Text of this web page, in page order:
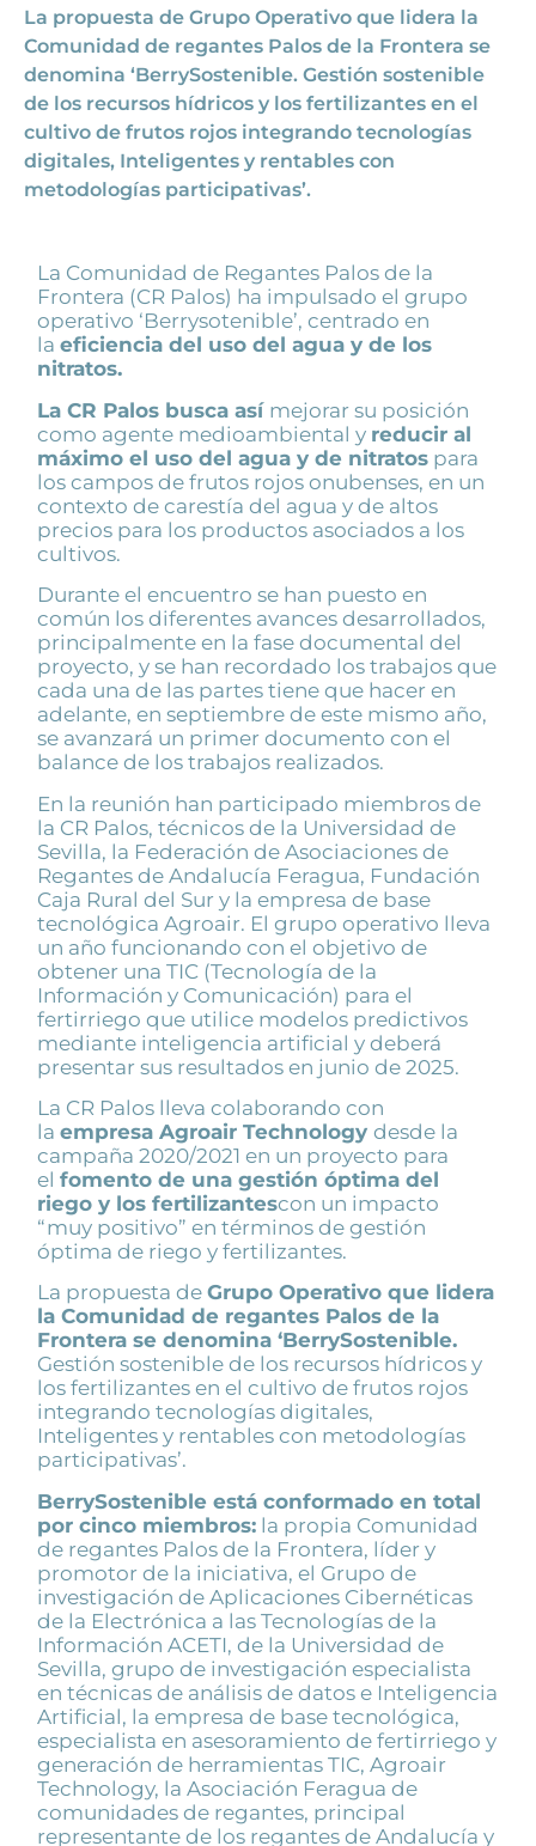
La propuesta de Grupo Operativo que lidera la
Comunidad de regantes Palos de la Frontera se
denomina ‘BerrySostenible. Gestión sostenible
de los recursos hídricos y los fertilizantes en el
cultivo de frutos rojos integrando tecnologías
digitales, Inteligentes y rentables con
metodologías participativas’.
La Comunidad de Regantes Palos de la
Frontera (CR Palos) ha impulsado el grupo
operativo ‘Berrysotenible’, centrado en
laeficiencia del uso del agua y de los
nitratos.
La CR Palos busca así mejorar su posición
como agente medioambiental y reducir al
máximo el uso del agua y de nitratos para
los campos de frutos rojos onubenses, en un
contexto de carestía del agua y de altos
precios para los productos asociados a los
cultivos.
Durante el encuentro se han puesto en
común los diferentes avances desarrollados,
principalmente en la fase documental del
proyecto, y se han recordado los trabajos que
cada una de las partes tiene que hacer en
adelante, en septiembre de este mismo año,
se avanzará un primer documento con el
balance de los trabajos realizados.
En la reunión han participado miembros de
la CR Palos, técnicos de la Universidad de
Sevilla, la Federación de Asociaciones de
Regantes de Andalucía Feragua, Fundación
Caja Rural del Sur y la empresa de base
tecnológica Agroair. El grupo operativo lleva
un año funcionando con el objetivo de
obtener una TIC (Tecnología de la
Información y Comunicación) para el
fertirriego que utilice modelos predictivos
mediante inteligencia artificial y deberá
presentar sus resultados en junio de 2025.
La CR Palos lleva colaborando con
laempresa Agroair Technology desde la
campaña 2020/2021 en un proyecto para
elfomento de una gestión óptima del
riego y los fertilizantescon un impacto
“muy positivo” en términos de gestión
óptima de riego y fertilizantes.
La propuesta deGrupo Operativo que lidera
la Comunidad de regantes Palos de la
Frontera se denomina ‘BerrySostenible.
Gestión sostenible de los recursos hídricos y
los fertilizantes en el cultivo de frutos rojos
integrando tecnologías digitales,
Inteligentes y rentables con metodologías
participativas’.
BerrySostenible está conformado en total
por cinco miembros: la propia Comunidad
de regantes Palos de la Frontera, líder y
promotor de la iniciativa, el Grupo de
investigación de Aplicaciones Cibernéticas
de la Electrónica a las Tecnologías de la
Información ACETI, de la Universidad de
Sevilla, grupo de investigación especialista
en técnicas de análisis de datos e Inteligencia
Artificial, la empresa de base tecnológica,
especialista en asesoramiento de fertirriego y
generación de herramientas TIC, Agroair
Technology, la Asociación Feragua de
comunidades de regantes, principal
representante de los regantes de Andalucía y